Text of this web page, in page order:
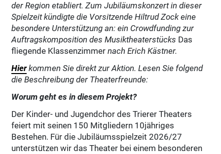
der Region etabliert. Zum Jubiläumskonzert in dieser
Spielzeit kündigte die Vorsitzende Hiltrud Zock eine
besondere Unterstützung an: ein Crowdfunding zur
Auftragskomposition des Musiktheaterstücks Das
fliegende Klassenzimmer nach Erich Kästner.
Hier kommen Sie direkt zur Aktion. Lesen Sie folgend
die Beschreibung der Theaterfreunde:
Worum geht es in diesem Projekt?
Der Kinder- und Jugendchor des Trierer Theaters
feiert mit seinen 150 Mitgliedern 10jähriges
Bestehen. Für die Jubiläumsspielzeit 2026/27
unterstützen wir das Theater bei einem besonderen